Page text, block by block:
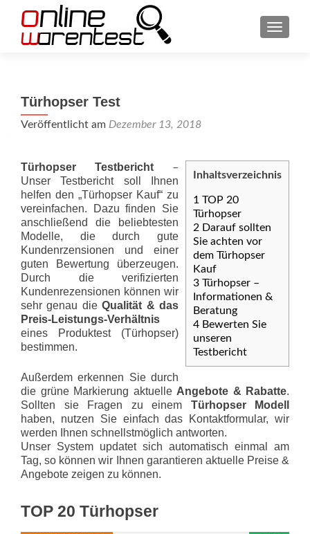
Türhopser Test
Veröffentlicht am Dezember 13, 2018
Inhaltsverzeichnis
1 TOP 20
Türhopser
2 Darauf sollten
Sie achten vor
dem Türhopser
Kauf
3 Türhopser –
Informationen &
Beratung
4 Bewerten Sie
unseren
Testbericht
Türhopser Testbericht –
Unser Testbericht soll Ihnen
helfen den „Türhopser Kauf“ zu
vereinfachen. Dazu finden Sie
anschließend die beliebtesten
Modelle, die durch gute
Kundenrzensionen und einer
guten Bewertung überzeugen.
Durch die verifizierten
Kundenrezensionen können wir
sehr genau dieQualität & das
Preis-Leis­tungs-Ver­hält­nis
eines Produktest (Türhopser)
bestimmen.
Außerdem erkennen Sie durch
die grüne Markierung aktuelle Angebote & Rabatte.
Sollten sie Fragen zu einem Türhopser Modell
haben, nutzen Sie einfach das Kontaktformular, wir
werden Ihnen schnellstmöglich antworten.
Unser System updatet sich automatisch einmal am
Tag, so können wir Ihnen garantieren aktuelle Preise &
Angebote zeigen zu können.
TOP 20 Türhopser